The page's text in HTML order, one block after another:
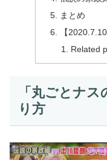
まとめ
【
Related
「丸ごとナ
り方